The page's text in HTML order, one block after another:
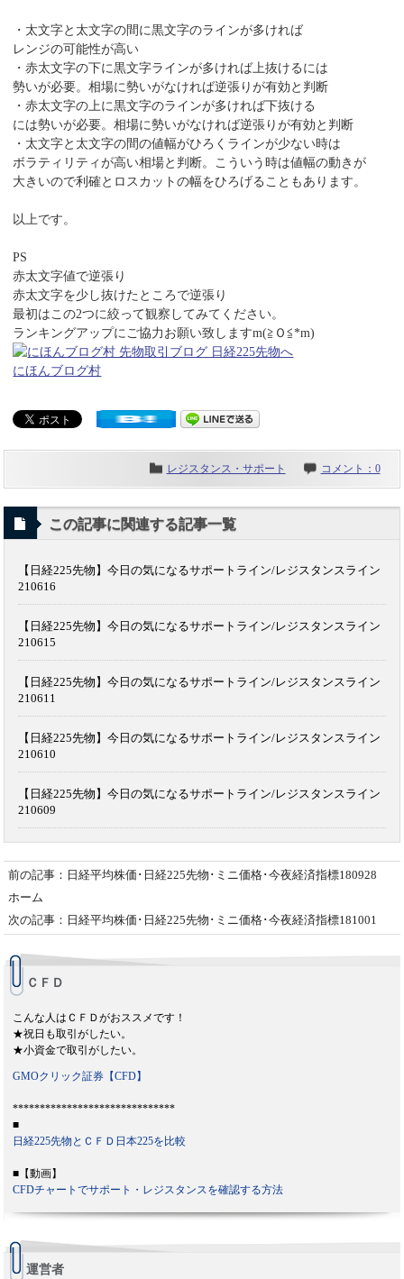
・太文字と太文字の間に黒文字のラインが多ければ
レンジの可能性が高い
・赤太文字の下に黒文字ラインが多ければ上抜けるには
勢いが必要。相場に勢いがなければ逆張りが有効と判断
・赤太文字の上に黒文字のラインが多ければ下抜ける
には勢いが必要。相場に勢いがなければ逆張りが有効と判断
・太文字と太文字の間の値幅がひろくラインが少ない時は
ボラティリティが高い相場と判断。こういう時は値幅の動きが
大きいので利確とロスカットの幅をひろげることもあります。
以上です。
PS
赤太文字値で逆張り
赤太文字を少し抜けたところで逆張り
最初はこの2つに絞って観察してみてください。
ランキングアップにご協力お願い致しますm(≧Ｏ≦*m)
にほんブログ村
レジスタンス・サポート コメント：0
この記事に関連する記事一覧
【日経225先物】今日の気になるサポートライン/レジスタンスライン
210616
【日経225先物】今日の気になるサポートライン/レジスタンスライン
210615
【日経225先物】今日の気になるサポートライン/レジスタンスライン
210611
【日経225先物】今日の気になるサポートライン/レジスタンスライン
210610
【日経225先物】今日の気になるサポートライン/レジスタンスライン
210609
前の記事：日経平均株価･日経225先物･ミニ価格･今夜経済指標180928
ホーム
次の記事：日経平均株価･日経225先物･ミニ価格･今夜経済指標181001
ＣＦＤ
こんな人はＣＦＤがおススメです！
★祝日も取引がしたい。
★小資金で取引がしたい。
GMOクリック証券【CFD】
******************************
■
日経225先物とＣＦＤ日本225を比較
■【動画】
CFDチャートでサポート・レジスタンスを確認する方法
運営者